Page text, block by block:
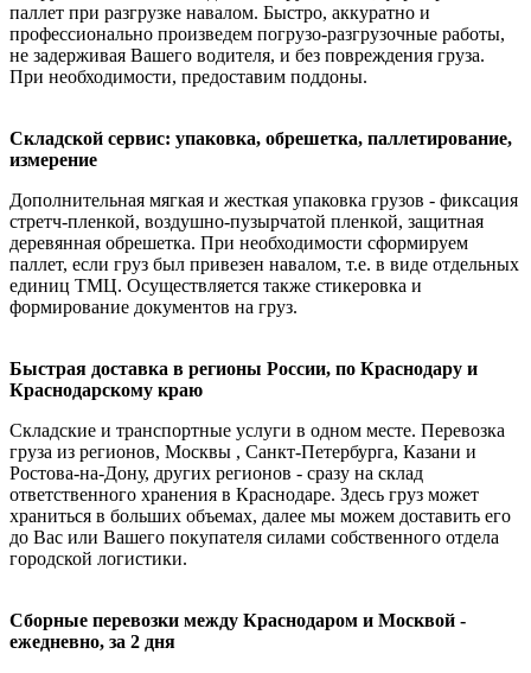
паллет при разгрузке навалом. Быстро, аккуратно и
профессионально произведем погрузо-разгрузочные работы,
не задерживая Вашего водителя, и без повреждения груза.
При необходимости, предоставим поддоны.
Складской сервис: упаковка, обрешетка, паллетирование,
измерение
Дополнительная мягкая и жесткая упаковка грузов - фиксация
стретч-пленкой, воздушно-пузырчатой пленкой, защитная
деревянная обрешетка. При необходимости сформируем
паллет, если груз был привезен навалом, т.е. в виде отдельных
единиц ТМЦ. Осуществляется также стикеровка и
формирование документов на груз.
Быстрая доставка в регионы России, по Краснодару и
Краснодарскому краю
Cкладские и транспортные услуги в одном месте. Перевозка
груза из регионов, Москвы , Санкт-Петербурга, Казани и
Ростова-на-Дону, других регионов - сразу на склад
ответственного хранения в Краснодаре. Здесь груз может
храниться в больших объемах, далее мы можем доставить его
до Вас или Вашего покупателя силами собственного отдела
городской логистики.
Сборные перевозки между Краснодаром и Москвой -
ежедневно, за 2 дня